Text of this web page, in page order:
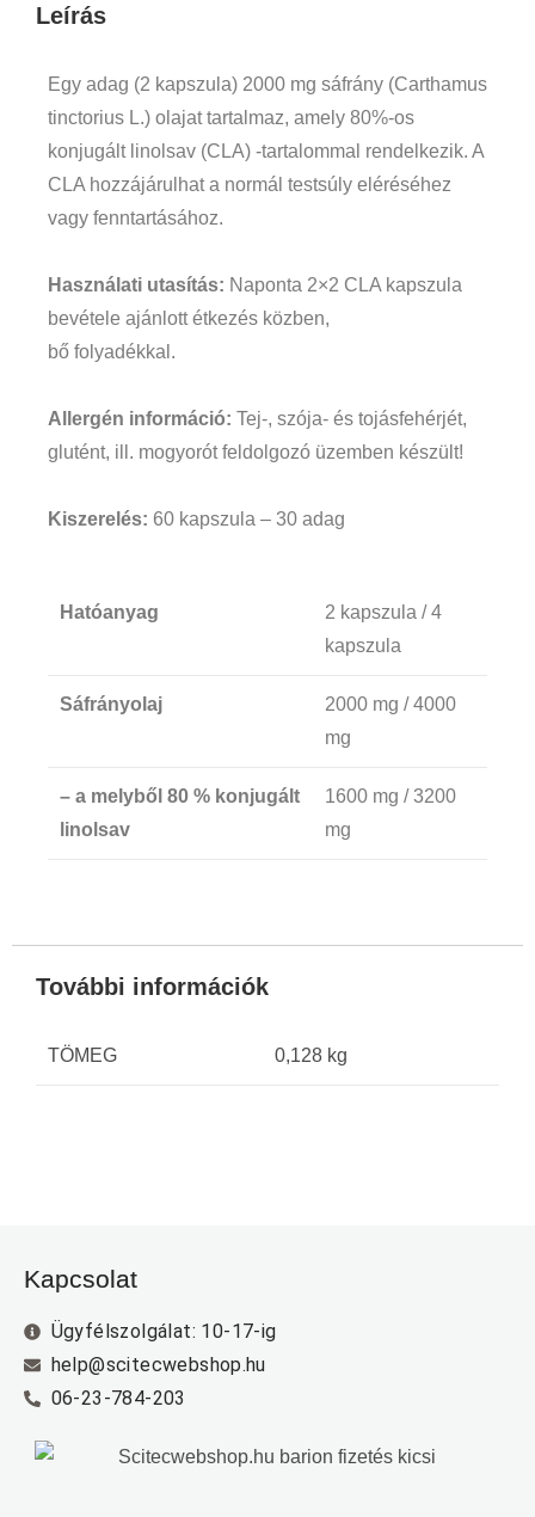
Leírás
Egy adag (2 kapszula) 2000 mg sáfrány (Carthamus
tinctorius L.) olajat tartalmaz, amely 80%-os
konjugált linolsav (CLA) -tartalommal rendelkezik. A
CLA hozzájárulhat a normál testsúly eléréséhez
vagy fenntartásához.
Használati utasítás: Naponta 2×2 CLA kapszula
bevétele ajánlott étkezés közben,
bő folyadékkal.
Allergén információ: Tej-, szója- és tojásfehérjét,
glutént, ill. mogyorót feldolgozó üzemben készült!
Kiszerelés: 60 kapszula – 30 adag
Hatóanyag
2 kapszula / 4
kapszula
Sáfrányolaj
2000 mg / 4000
mg
– a melyből 80 % konjugált
linolsav
1600 mg / 3200
mg
További információk
TÖMEG 0,128 kg
Kapcsolat
Ügyfélszolgálat: 10-17-ig
help@scitecwebshop.hu
06-23-784-203